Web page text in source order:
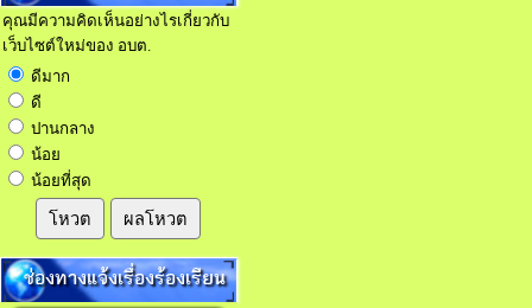
คุณมีความคิดเห็นอย่างไรเกี่ยวกับ
เว็บไซต์ใหม่ของ อบต.
ดีมาก
ดี
ปานกลาง
น้อย
น้อยที่สุด
โหวต ผลโหวต
ช่องทางแจ้งเรื่องร้องเรียน